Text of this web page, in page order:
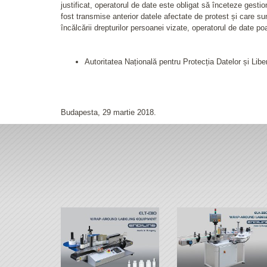
justificat, operatorul de date este obligat să înceteze
fost transmise anterior datele afectate de protest și care
încălcării drepturilor persoanei vizate, operatorul de date
Autoritatea Națională pentru Protecția Datelor și
Budapesta, 29 martie 2018.